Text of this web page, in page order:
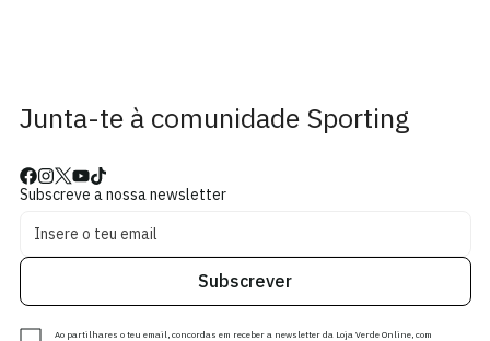
Junta-te à comunidade Sporting
Subscreve a nossa newsletter
Subscrever
Ao partilhares o teu email, concordas em receber a newsletter da Loja Verde Online, com